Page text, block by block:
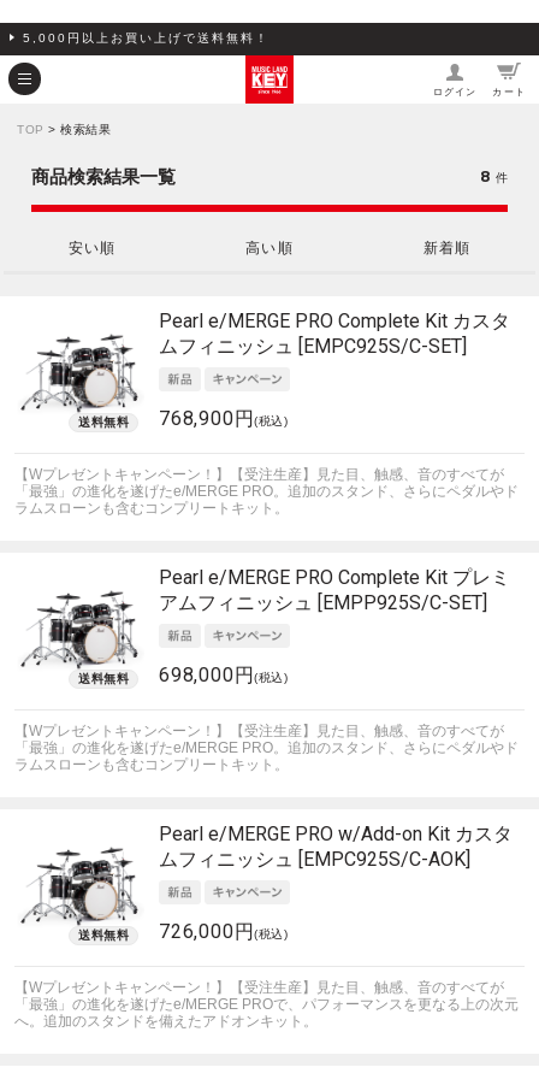
5,000円以上お買い上げで送料無料！
ログイン カート
TOP > 検索結果
安い順 高い順 新着順
商品検索結果一覧 8 件
Pearl e/MERGE PRO Complete Kit カスタ
ムフィニッシュ [EMPC925S/C-SET]
768,900円(税込)
【Wプレゼントキャンペーン！】【受注生産】見た目、触感、音のすべてが
「最強」の進化を遂げたe/MERGE PRO。追加のスタンド、さらにペダルやド
ラムスローンも含むコンプリートキット。
Pearl e/MERGE PRO Complete Kit プレミ
アムフィニッシュ [EMPP925S/C-SET]
698,000円(税込)
【Wプレゼントキャンペーン！】【受注生産】見た目、触感、音のすべてが
「最強」の進化を遂げたe/MERGE PRO。追加のスタンド、さらにペダルやド
ラムスローンも含むコンプリートキット。
Pearl e/MERGE PRO w/Add-on Kit カスタ
ムフィニッシュ [EMPC925S/C-AOK]
726,000円(税込)
【Wプレゼントキャンペーン！】【受注生産】見た目、触感、音のすべてが
「最強」の進化を遂げたe/MERGE PROで、パフォーマンスを更なる上の次元
へ。追加のスタンドを備えたアドオンキット。